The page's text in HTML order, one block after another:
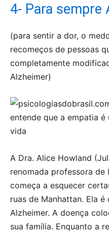
4- Para sempre
(para sentir a dor, o
recomeços de pessoas
completamente
Alzheimer)
A Dra. Alice Howland
renomada professora de
começa a esquecer
ruas de Manhattan. Ela
Alzheimer. A doença
sua família. Enquanto a